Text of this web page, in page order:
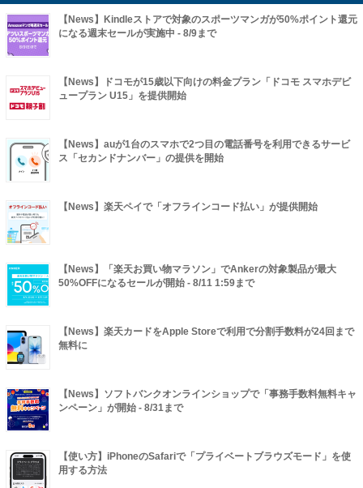
【News】Kindleストアで対象のスポーツマンガが50%ポイント還元
になる週末セールが実施中 - 8/9まで
【News】ドコモが15歳以下向けの料金プラン「ドコモ スマホデビ
ュープラン U15」を提供開始
【News】auが1台のスマホで2つ目の電話番号を利用できるサービ
ス「セカンドナンバー」の提供を開始
【News】楽天ペイで「オフラインコード払い」が提供開始
【News】「楽天お買い物マラソン」でAnkerの対象製品が最大
50%OFFになるセールが開始 - 8/11 1:59まで
【News】楽天カードをApple Storeで利用で分割手数料が24回まで
無料に
【News】ソフトバンクオンラインショップで「事務手数料無料キャ
ンペーン」が開始 - 8/31まで
【使い方】iPhoneのSafariで「プライベートブラウズモード」を使
用する方法